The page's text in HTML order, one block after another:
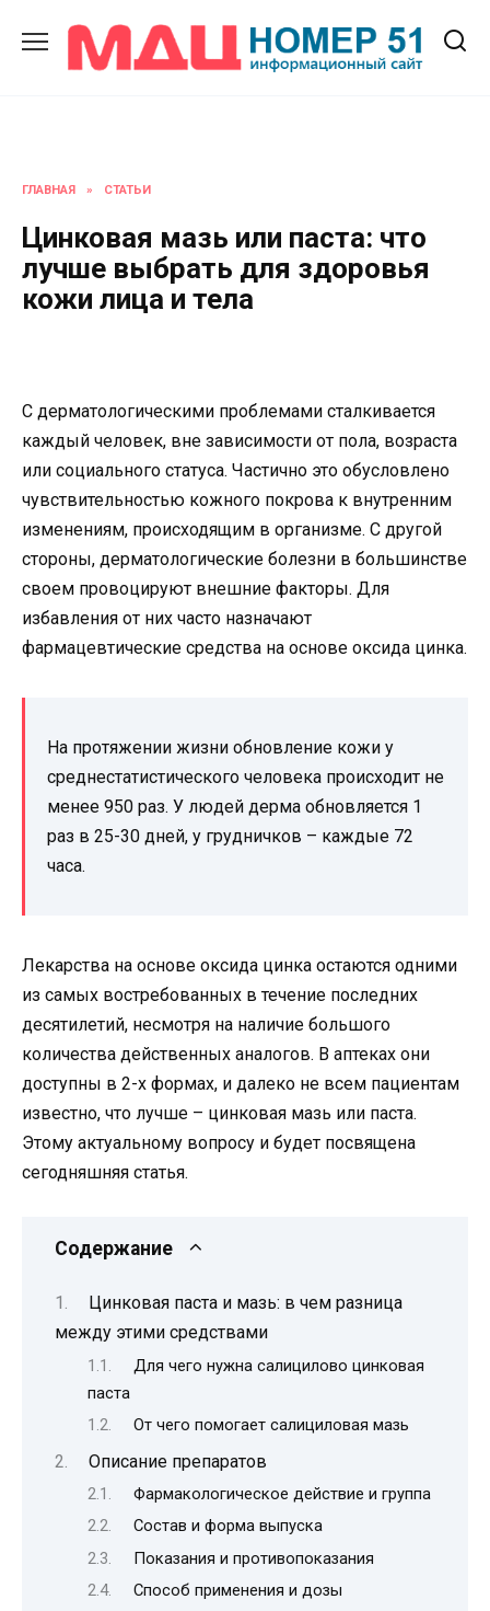
содержанию
ГЛАВНАЯ » СТАТЬИ
Цинковая мазь или паста: что
лучше выбрать для здоровья
кожи лица и тела
С дерматологическими проблемами сталкивается
каждый человек, вне зависимости от пола, возраста
или социального статуса. Частично это обусловлено
чувствительностью кожного покрова к внутренним
изменениям, происходящим в организме. С другой
стороны, дерматологические болезни в большинстве
своем провоцируют внешние факторы. Для
избавления от них часто назначают
фармацевтические средства на основе оксида цинка.
На протяжении жизни обновление кожи у
среднестатистического человека происходит не
менее 950 раз. У людей дерма обновляется 1
раз в 25-30 дней, у грудничков – каждые 72
часа.
Лекарства на основе оксида цинка остаются одними
из самых востребованных в течение последних
десятилетий, несмотря на наличие большого
количества действенных аналогов. В аптеках они
доступны в 2-х формах, и далеко не всем пациентам
известно, что лучше – цинковая мазь или паста.
Этому актуальному вопросу и будет посвящена
сегодняшняя статья.
Содержание
Цинковая паста и мазь: в чем разница
между этими средствами
Для чего нужна салицилово цинковая
паста
От чего помогает салициловая мазь
Описание препаратов
Фармакологическое действие и группа
Состав и форма выпуска
Показания и противопоказания
Способ применения и дозы